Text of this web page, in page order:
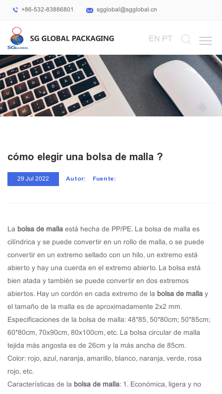
+86-532-83886801 sgglobal@sgglobal.cn
EN PT
cómo elegir una bolsa de malla ?
29 Jul 2022 Autor: Fuente:
La bolsa de malla está hecha de PP/PE. La bolsa de malla es
cilíndrica y se puede convertir en un rollo de malla, o se puede
convertir en un extremo sellado con un hilo, un extremo está
abierto y hay una cuerda en el extremo abierto. La bolsa está
bien atada y también se puede convertir en dos extremos
abiertos. Hay un cordón en cada extremo de la bolsa de malla y
el tamaño de la malla es de aproximadamente 2x2 mm.
Especificaciones de la bolsa de malla: 48*85, 50*80cm; 50*85cm;
60*80cm, 70x90cm, 80x100cm, etc. La bolsa circular de malla
tejida más angosta es de 26cm y la más ancha de 85cm.
Color: rojo, azul, naranja, amarillo, blanco, naranja, verde, rosa
rojo, etc.
Características de la bolsa de malla: 1. Económica, ligera y no